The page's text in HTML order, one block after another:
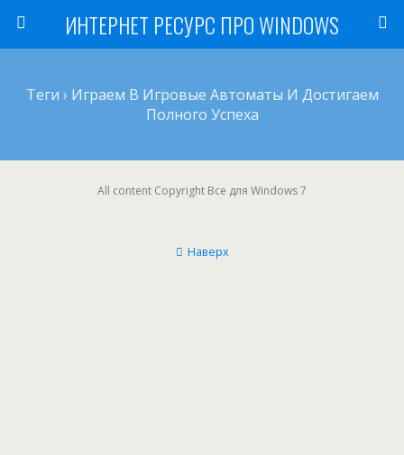
ИНТЕРНЕТ РЕСУРС ПРО WINDOWS
Теги › Играем В Игровые Автоматы И Достигаем
Полного Успеха
All content Copyright Все для Windows 7
Наверх